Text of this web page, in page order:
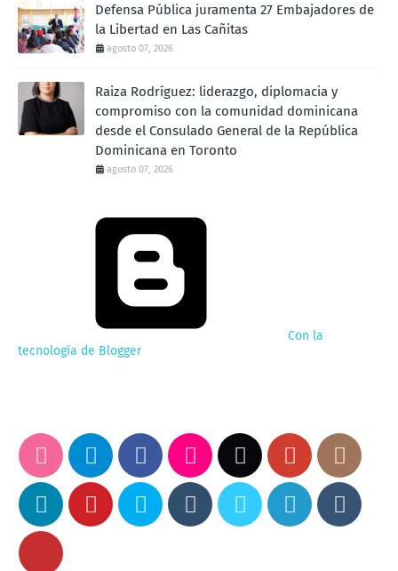
Defensa Pública juramenta 27 Embajadores de
la Libertad en Las Cañitas
agosto 07, 2026
Raiza Rodríguez: liderazgo, diplomacia y
compromiso con la comunidad dominicana
desde el Consulado General de la República
Dominicana en Toronto
agosto 07, 2026
Con la
tecnología de Blogger